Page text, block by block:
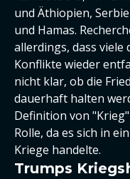
und Äthiopien,
und Hamas.
allerdings, dass
Konflikte wieder
nicht klar, ob die
dauerhaft halten
Definition von
Rolle, da es sich in
Kriege handelte.
Trumps